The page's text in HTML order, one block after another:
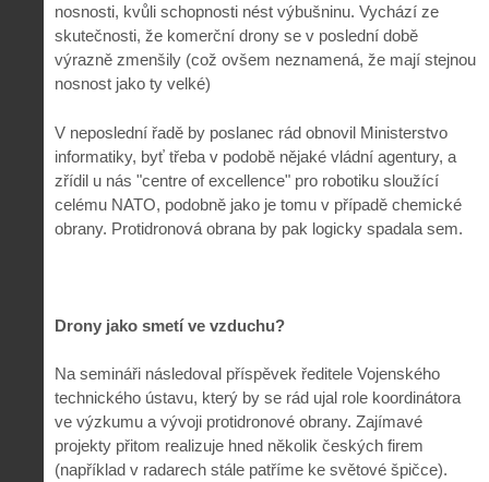
nosnosti, kvůli schopnosti nést výbušninu. Vychází ze
skutečnosti, že komerční drony se v poslední době
výrazně zmenšily (což ovšem neznamená, že mají stejnou
nosnost jako ty velké)
V neposlední řadě by poslanec rád obnovil Ministerstvo
informatiky, byť třeba v podobě nějaké vládní agentury, a
zřídil u nás "centre of excellence" pro robotiku sloužící
celému NATO, podobně jako je tomu v případě chemické
obrany. Protidronová obrana by pak logicky spadala sem.
Drony jako smetí ve vzduchu?
Na semináři následoval příspěvek ředitele Vojenského
technického ústavu, který by se rád ujal role koordinátora
ve výzkumu a vývoji protidronové obrany. Zajímavé
projekty přitom realizuje hned několik českých firem
(například v radarech stále patříme ke světové špičce).